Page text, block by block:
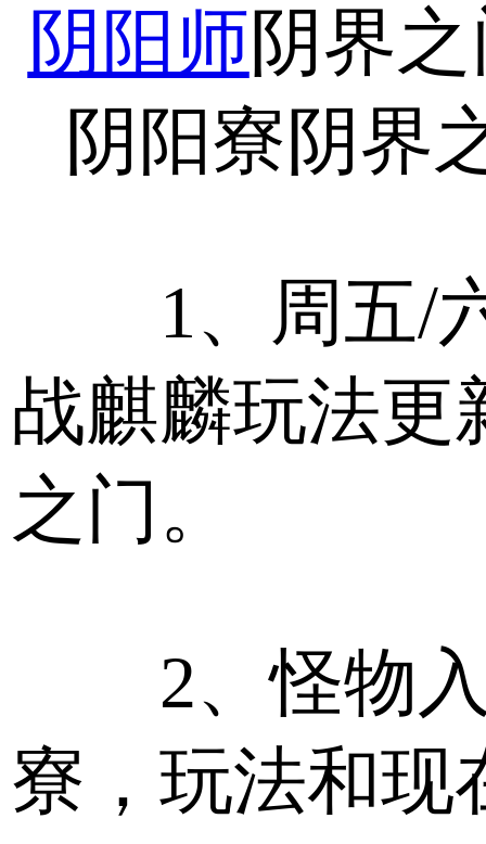
阴阳师阴界
阴阳寮阴界
1、周五/
战麒麟玩法更
之门。
2、怪物入
寮，玩法和现